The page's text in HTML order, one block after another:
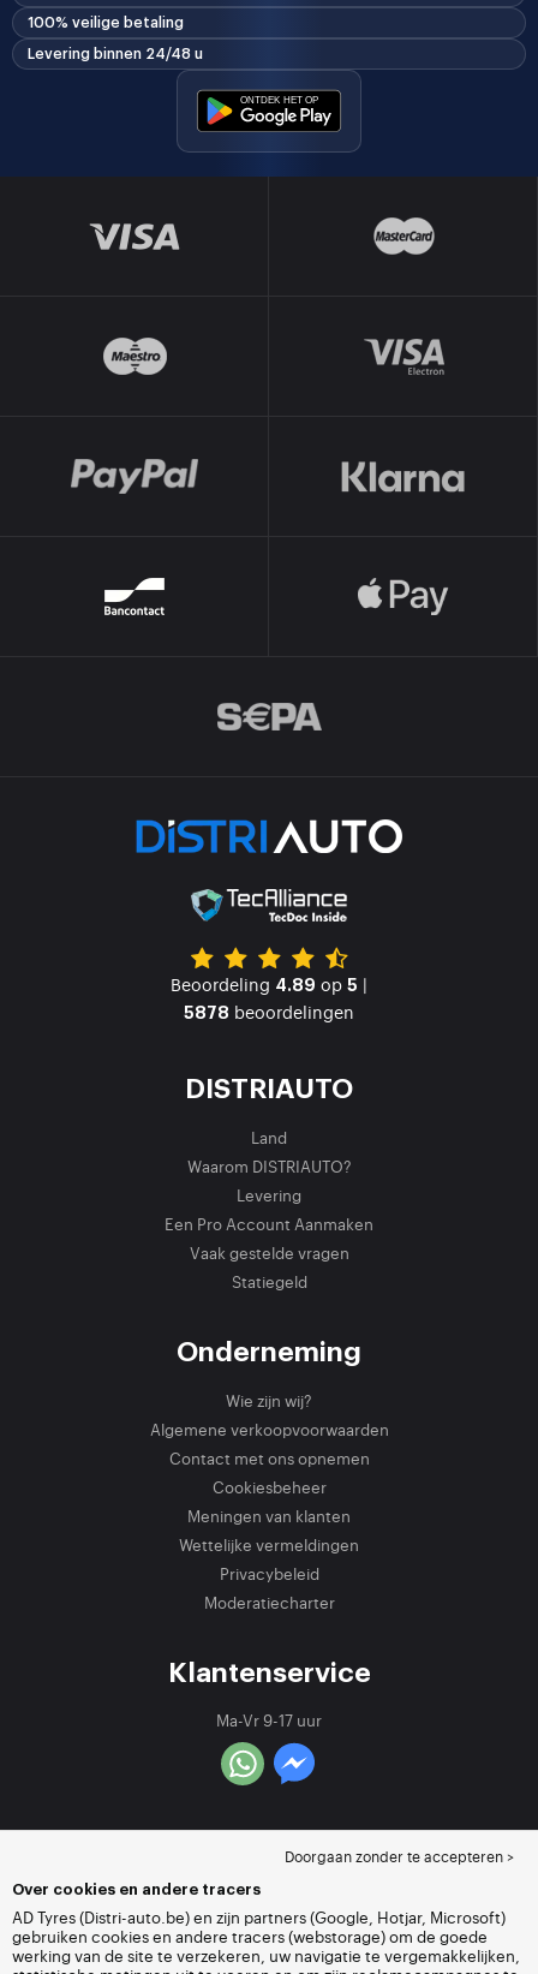
100% veilige betaling
Levering binnen 24/48 u
Beoordeling 4.89 op 5 |
5878 beoordelingen
DISTRIAUTO
Land
Waarom DISTRIAUTO?
Levering
Een Pro Account Aanmaken
Vaak gestelde vragen
Statiegeld
Onderneming
Wie zijn wij?
Algemene verkoopvoorwaarden
Contact met ons opnemen
Cookiesbeheer
Meningen van klanten
Wettelijke vermeldingen
Privacybeleid
Moderatiecharter
Klantenservice
Ma-Vr 9-17 uur
Doorgaan zonder te accepteren >
Over cookies en andere tracers
AD Tyres (Distri-auto.be) en zijn partners (Google, Hotjar, Microsoft)
gebruiken cookies en andere tracers (webstorage) om de goede
werking van de site te verzekeren, uw navigatie te vergemakkelijken,